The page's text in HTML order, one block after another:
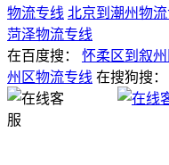
物流专线 北京到潮州物
菏泽物流专线
在百度搜：
怀柔区到叙
州区物流专线 在搜狗搜：